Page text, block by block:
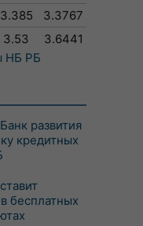
3.385
3.3767
3.53
3.6441
НБ РБ
развития
кредитных
бесплатных